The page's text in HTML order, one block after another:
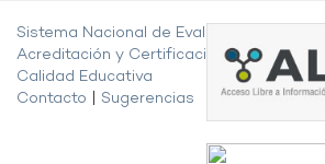
Sistema Nacional de Evaluación,
Acreditación y Certificación de la
Calidad Educativa
Contacto
Sugerencias